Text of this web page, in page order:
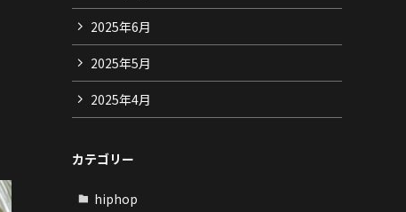
2025年6月
2025年5月
2025年4月
カテゴリー
hiphop